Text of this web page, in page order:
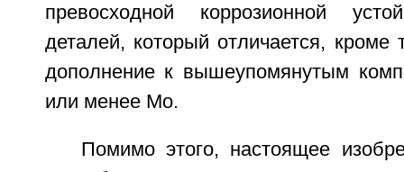
превосходной коррозионной
деталей, который отличается, кроме
дополнение к вышеупомянутым
или менее Мо.
Помимо этого, настоящее